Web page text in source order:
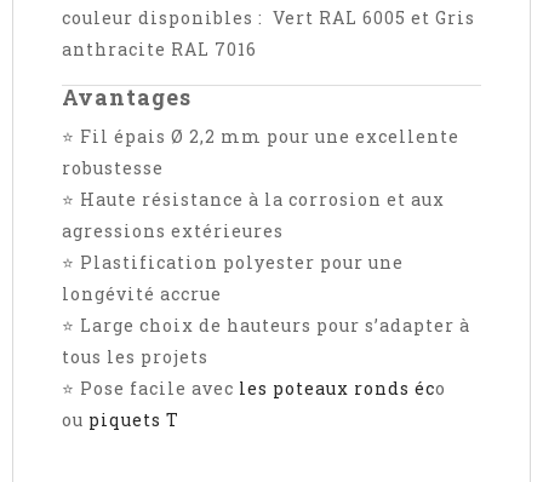
couleur disponibles : Vert RAL 6005 et Gris
anthracite RAL 7016
Avantages
⭐ Fil épais Ø 2,2 mm pour une excellente
robustesse
⭐ Haute résistance à la corrosion et aux
agressions extérieures
⭐ Plastification polyester pour une
longévité accrue
⭐ Large choix de hauteurs pour s’adapter à
tous les projets
⭐ Pose facile avec les poteaux ronds éco
ou piquets T